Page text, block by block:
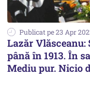
Publicat pe 23 Apr
Lazăr Vlăsceanu:
până în 1913. În
Mediu pur. Nicio